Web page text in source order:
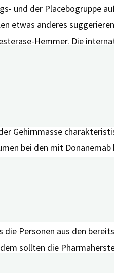
und der Placebogruppe
etwas anderes
Hemmer. Die
die die neuen
in den
Da diese
Gehirnmasse
bei den mit
für den Einsatz der
Personen aus den
sollten die